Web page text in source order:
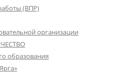
(ВПР)
организации
образования